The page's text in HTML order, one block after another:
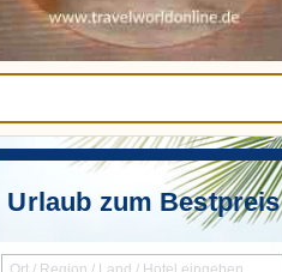
Urlaub zum Bestpreis